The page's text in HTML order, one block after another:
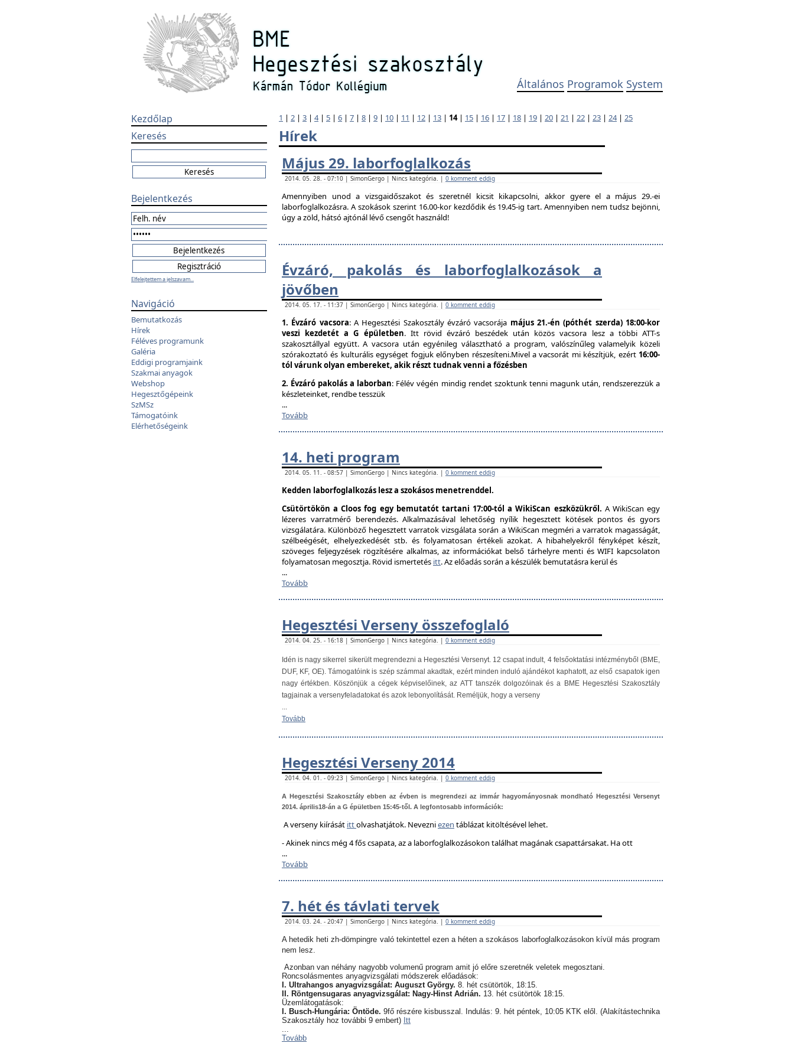
Általános Programok System
Kezdőlap
Keresés
Bejelentkezés
Elfelejtettem a jelszavam...
Navigáció
Bemutatkozás
Hírek
Féléves programunk
Galéria
Eddigi programjaink
Szakmai anyagok
Webshop
Hegesztőgépeink
SzMSz
Támogatóink
Elérhetőségeink
1 | 2 | 3 | 4| 5 | 6 | 7 | 8 | 9 | 10 | 11 | 12 | 13 | 14| 15 | 16 | 17 | 18 | 19 | 20 | 21 | 22 | 23 | 24| 25
Hírek
Május 29. laborfoglalkozás
2014. 05. 28. - 07:10 | SimonGergo | Nincs kategória. | 0 komment eddig
Amennyiben unod a vizsgaidőszakot és szeretnél kicsit kikapcsolni, akkor gyere el a május 29.-ei
laborfoglalkozásra. A szokások szerint 16.00-kor kezdődik és 19.45-ig tart. Amennyiben nem tudsz bejönni,
úgy a zöld, hátsó ajtónál lévő csengőt használd!
Évzáró, pakolás és laborfogla​lkozások a
jövőben
2014. 05. 17. - 11:37 | SimonGergo | Nincs kategória. | 0 komment eddig
1. Évzáró vacsora: A Hegesztési Szakosztály évzáró vacsorája május 21.-én (póthét szerda) 18:00-kor
veszi kezdetét a G épületben. Itt rövid évzáró beszédek után közös vacsora lesz a többi ATT-s
szakosztállyal együtt. A vacsora után egyénileg választható a program, valószínűleg valamelyik közeli
szórakoztató és kulturális egységet fogjuk előnyben részesíteni.Mivel a vacsorát mi készítjük, ezért 16:00-
tól várunk olyan embereket, akik részt tudnak venni a főzésben
2. Évzáró pakolás a laborban: Félév végén mindig rendet szoktunk tenni magunk után, rendszerezzük a
készleteinket, rendbe tesszük
...
Tovább
14. heti program
2014. 05. 11. - 08:57 | SimonGergo | Nincs kategória. | 0 komment eddig
Kedden laborfoglalkozás lesz a szokásos menetrenddel.
Csütörtökön a Cloos fog egy bemutatót tartani 17:00-tól a WikiScan eszközükről. A WikiScan egy
lézeres varratmérő berendezés. Alkalmazásával lehetőség nyílik hegesztett kötések pontos és gyors
vizsgálatára. Különböző hegesztett varratok vizsgálata során a WikiScan megméri a varratok magasságát,
szélbeégését, elhelyezkedését stb. és folyamatosan értékeli azokat. A hibahelyekről fényképet készít,
szöveges feljegyzések rögzítésére alkalmas, az információkat belső tárhelyre menti és WIFI kapcsolaton
folyamatosan megosztja. Rövid ismertetés itt. Az előadás során a készülék bemutatásra kerül és
...
Tovább
Hegesztési Verseny összefoglaló
2014. 04. 25. - 16:18 | SimonGergo | Nincs kategória. | 0 komment eddig
Idén is nagy sikerrel sikerült megrendezni a Hegesztési Versenyt. 12 csapat indult, 4 felsőoktatási intézményből (BME,
DUF, KF, OE). Támogatóink is szép számmal akadtak, ezért minden induló ajándékot kaphatott, az első csapatok igen
nagy értékben. Köszönjük a cégek képviselőinek, az ATT tanszék dolgozóinak és a BME Hegesztési Szakosztály
tagjainak a versenyfeladatokat és azok lebonyolítását. Reméljük, hogy a verseny
...
Tovább
Hegesztési Verseny 2014
2014. 04. 01. - 09:23 | SimonGergo | Nincs kategória. | 0 komment eddig
A Hegesztési Szakosztály ebben az évben is megrendezi az immár hagyományosnak mondható Hegesztési Versenyt
2014. április18-án a G épületben 15:45-től. A legfontosabb információk:
A verseny kiírását ittolvashatjátok. Nevezniezen táblázat kitöltésével lehet.
- Akinek nincs még 4 fős csapata, az a laborfoglalkozásokon találhat magának csapattársakat. Ha ott
...
Tovább
7. hét és távlati tervek
2014. 03. 24. - 20:47 | SimonGergo | Nincs kategória. | 0 komment eddig
A hetedik heti zh-dömpingre való tekintettel ezen a héten a szokásos laborfoglalkozásokon kívül más program
nem lesz.
Azonban van néhány nagyobb volumenű program amit jó előre szeretnék veletek megosztani.
Roncsolásmentes anyagvizsgálati módszerek előadások:
I. Ultrahangos anyagvizsgálat: Auguszt György. 8. hét csütörtök, 18:15.
II. Röntgensugaras anyagvizsgálat: Nagy-Hinst Adrián. 13. hét csütörtök 18:15.
Üzemlátogatások:
I. Busch-Hungária: Öntöde. 9fő részére kisbusszal. Indulás: 9. hét péntek, 10:05 KTK elől. (Alakítástechnika
Szakosztály hoz további 9 embert) Itt
...
Tovább